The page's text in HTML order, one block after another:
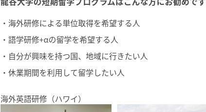
・海外研修による単位取得を希望する人
・語学研修+αの留学を希望する人
・自分が興味を持つ国、地域に行きたい人
・休業期間を利用して留学したい人
海外英語研修（ハワイ）